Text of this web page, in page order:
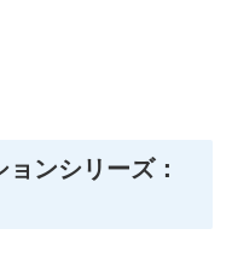
ンシリーズ：